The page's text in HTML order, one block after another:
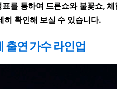
를 통하여 드론쇼와 불꽃쇼,
히 확인해 보실 수 있습니다.
출연 가수 라인업